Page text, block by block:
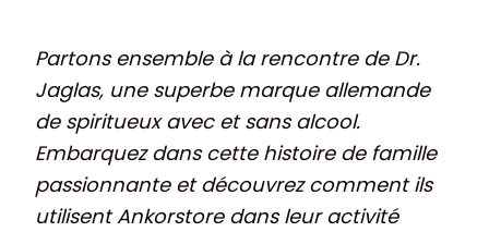
Partons ensemble à la rencontre de Dr.
Jaglas, une superbe marque allemande
de spiritueux avec et sans alcool.
Embarquez dans cette histoire de famille
passionnante et découvrez comment ils
utilisent Ankorstore dans leur activité